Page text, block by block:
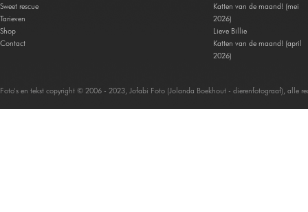
Sweet rescue
Tarieven
Shop
Contact
Katten van de maand! (mei
2026)
Lieve Billie
Katten van de maand! (april
2026)
Foto's en tekst copyright © 2006 - 2023, Jofabi Foto (Jolanda Boekhout - dierenfotograaf), alle